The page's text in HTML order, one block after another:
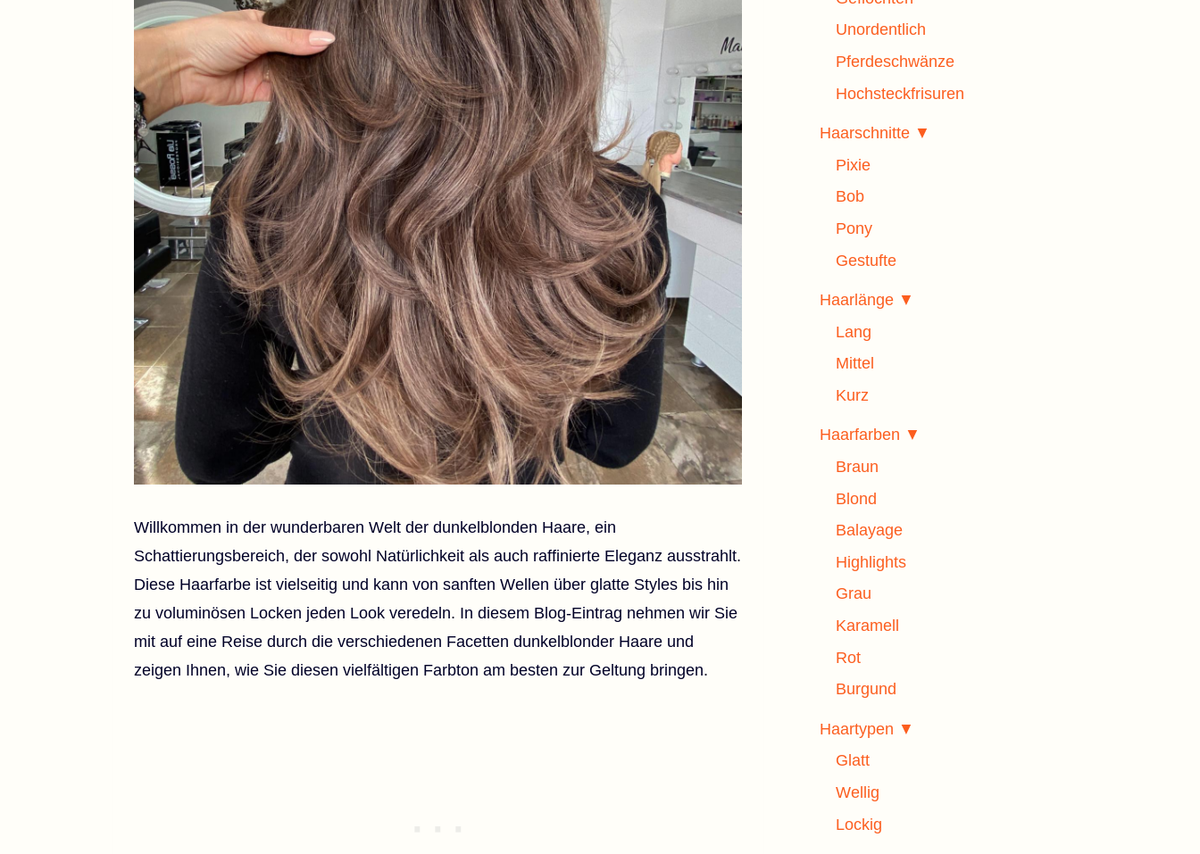
Willkommen in der wunderbaren Welt der dunkelblonden Haare, ein
Schattierungsbereich, der sowohl Natürlichkeit als auch raffinierte Eleganz ausstrahlt.
Diese Haarfarbe ist vielseitig und kann von sanften Wellen über glatte Styles bis hin
zu voluminösen Locken jeden Look veredeln. In diesem Blog-Eintrag nehmen wir Sie
mit auf eine Reise durch die verschiedenen Facetten dunkelblonder Haare und
zeigen Ihnen, wie Sie diesen vielfältigen Farbton am besten zur Geltung bringen.
Unordentlich
Pferdeschwänze
Hochsteckfrisuren
Haarschnitte ▼
Pixie
Bob
Pony
Gestufte
Haarlänge ▼
Lang
Mittel
Kurz
Haarfarben ▼
Braun
Blond
Balayage
Highlights
Grau
Karamell
Rot
Burgund
Haartypen ▼
Glatt
Wellig
Lockig